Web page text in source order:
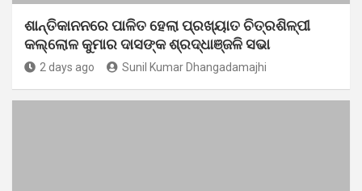
ଶାନ୍ତିକାନନରେ ପାଳିତ ହେଲା ପ୍ରଖ୍ୟାତ ଚିତ୍ରଶିଳ୍ପୀ
କଲ୍ଲୋଳ କୁମାର ଦାସଙ୍କ ଶ୍ରଦ୍ଧାଞ୍ଜଳି ସଭା
2 days ago Sunil Kumar Dhangadamajhi